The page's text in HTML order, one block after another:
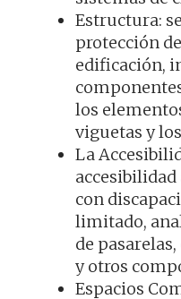
Estructura:
protección
edificación,
los
viguetas y
La
con
limitado,
de
y otros
Espacios